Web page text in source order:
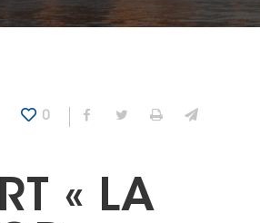
0 Partager sur
Partager sur
Imprimer
« LA